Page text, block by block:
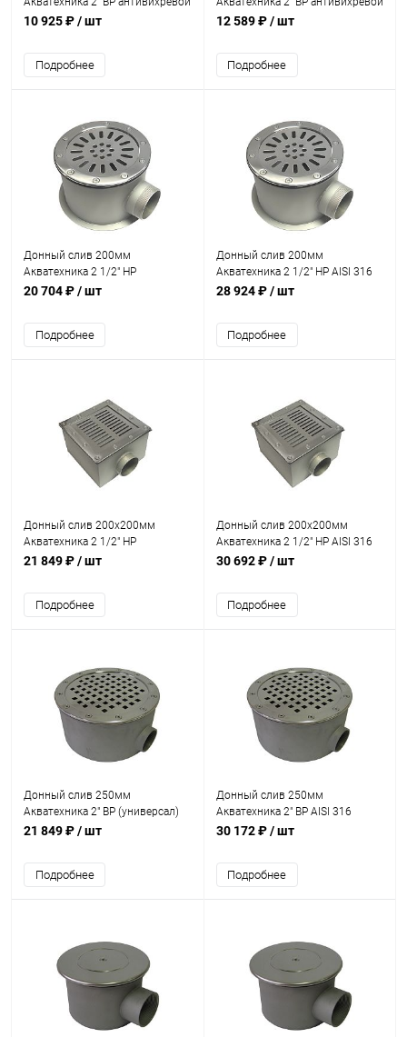
(плитка) (AT04.12)
10 925 ₽/ шт
Подробнее
(плитка) (AT04.13)
12 589 ₽/ шт
Подробнее
Донный слив 200мм
Акватехника 2 1/2" НР
(универсал) (AT04.16)
20 704 ₽/ шт
Подробнее
Донный слив 200мм
Акватехника 2 1/2" НР AISI 316
(универсал) (AT04.16M)
28 924 ₽/ шт
Подробнее
Донный слив 200х200мм
Акватехника 2 1/2" НР
(универсал) (AT04.17)
21 849 ₽/ шт
Подробнее
Донный слив 200х200мм
Акватехника 2 1/2" НР AISI 316
(универсал) (AT04.17M)
30 692 ₽/ шт
Подробнее
Донный слив 250мм
Акватехника 2" ВР (универсал)
(AT04.03)
21 849 ₽/ шт
Подробнее
Донный слив 250мм
Акватехника 2" ВР AISI 316
(универсал) (AT04.03M)
30 172 ₽/ шт
Подробнее